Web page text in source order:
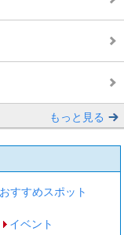
もっと見る
おすすめスポット
イベント